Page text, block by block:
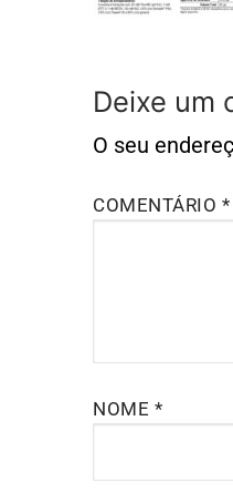
Deixe um
O seu
COMENTÁRIO *
NOME *